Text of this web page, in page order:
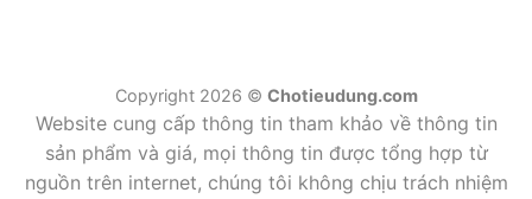
Trọng lượng: 0.3kg.
Phụ kiện đi kèm: 1 lưỡi cưa 355mm, hộp nhựa,
hướng dẫn sử dụng.
Copyright 2026 © Chotieudung.com
Website cung cấp thông tin tham khảo về thông tin
sản phẩm và giá, mọi thông tin được tổng hợp từ
nguồn trên internet, chúng tôi không chịu trách nhiệm